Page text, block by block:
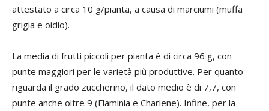
attestato a circa 10 g/pianta, a causa di marciumi (muffa
grigia e oidio).
La media di frutti piccoli per pianta è di circa 96 g, con
punte maggiori per le varietà più produttive. Per quanto
riguarda il grado zuccherino, il dato medio è di 7,7, con
punte anche oltre 9 (Flaminia e Charlene). Infine, per la